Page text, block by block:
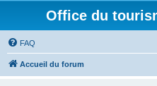
Office du
FAQ
Accueil du forum